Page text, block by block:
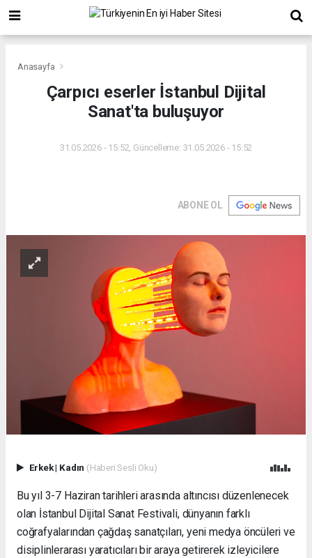
Anasayfa
Çarpıcı eserler İstanbul Dijital
Sanat'ta buluşuyor
31.05.2026 - 15:52, Güncelleme: 31.05.2026 - 15:52
ABONE OL
Erkek| Kadın (Haberi Sesli Oku)
Bu yıl 3-7 Haziran tarihleri arasında altıncısı düzenlenecek
olan İstanbul Dijital Sanat Festivali, dünyanın farklı
coğrafyalarından çağdaş sanatçıları, yeni medya öncüleri ve
disiplinlerarası yaratıcıları bir araya getirerek izleyicilere